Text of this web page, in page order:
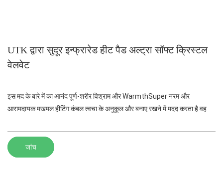
UTK द्वारा सुदूर इन्फ्रारेड हीट पैड अल्ट्रा सॉफ्ट क्रिस्टल
वेलवेट
इस मद के बारे में का आनंद पूर्ण-शरीर विश्राम और WarmthSuper नरम और
आरामदायक मखमल हीटिंग कंबल त्वचा के अनुकूल और बनाए रखने में मदद करता है वह
जांच